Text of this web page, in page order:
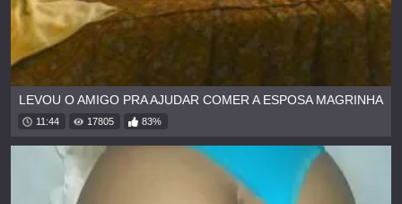
LEVOU O AMIGO PRA AJUDAR COMER A ESPOSA MAGRINHA
11:44 17805 83%